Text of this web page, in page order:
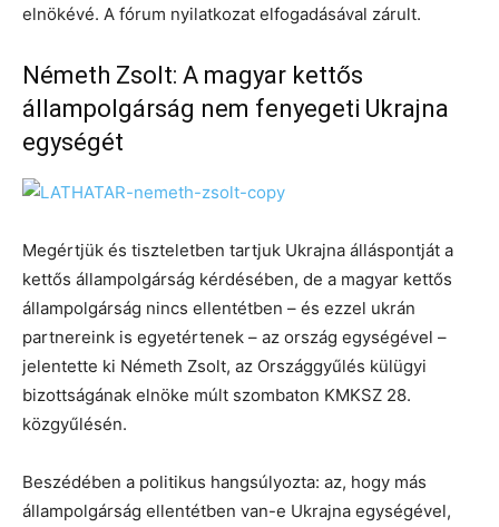
elnökévé. A fórum nyilatkozat elfogadásával zárult.
Németh Zsolt: A magyar kettős
állampolgárság nem fenyegeti Ukrajna
egységét
Megértjük és tiszteletben tartjuk Ukrajna álláspontját a
kettős állampolgárság kérdésében, de a magyar kettős
állampolgárság nincs ellentétben – és ezzel ukrán
partnereink is egyetértenek – az ország egységével –
jelentette ki Németh Zsolt, az Országgyűlés külügyi
bizottságának elnöke múlt szombaton KMKSZ 28.
közgyűlésén.
Beszédében a politikus hangsúlyozta: az, hogy más
állampolgárság ellentétben van-e Ukrajna egységével,